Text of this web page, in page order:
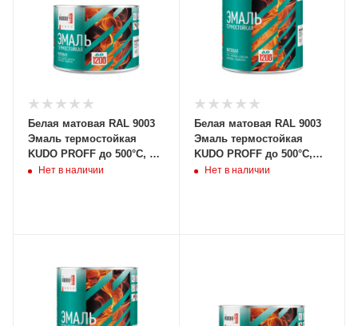
Белая матовая RAL 9003
Эмаль термостойкая
KUDO PROFF до 500°С, 0,4
Нет в наличии
Белая матовая RAL 9003
Эмаль термостойкая
KUDO PROFF до 500°С,
0,8кг, KUB-5004-08
Нет в наличии